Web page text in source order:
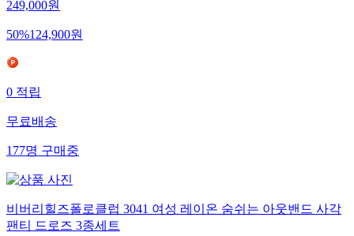
249,000원
50%124,900원
0적립
무료배송
177명구매중
비버리힐즈폴로클럽 3041 여성 레이온 숨쉬는 아웃밴드 사각
팬티 드로즈 3종세트